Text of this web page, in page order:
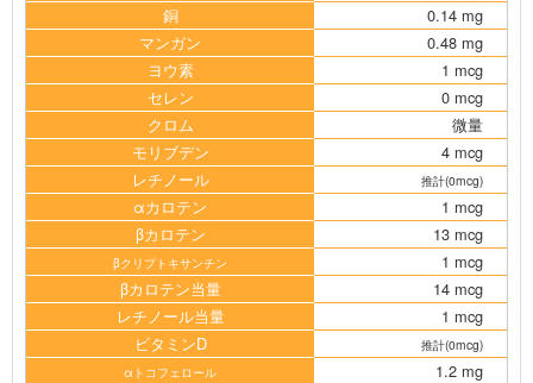
銅
0.14 mg
マンガン
0.48 mg
ヨウ素
1 mcg
セレン
0 mcg
クロム
微量
モリブデン
4 mcg
レチノール
推計(0mcg)
αカロテン
1 mcg
βカロテン
13 mcg
βクリプトキサンチン
1 mcg
βカロテン当量
14 mcg
レチノール当量
1 mcg
ビタミンD
推計(0mcg)
αトコフェロール
1.2 mg